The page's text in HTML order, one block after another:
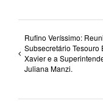
Rufino Veríssimo:
Subsecretário Tesouro
Xavier e a
Juliana Manzi.